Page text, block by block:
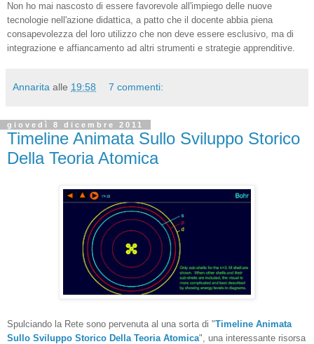
Non ho mai nascosto di essere favorevole all'impiego delle nuove
tecnologie nell'azione didattica, a patto che il docente abbia piena
consapevolezza del loro utilizzo che non deve essere esclusivo, ma di
integrazione e affiancamento ad altri strumenti e strategie apprenditive.
Annarita alle 19:58 7 commenti:
giovedì 8 dicembre 2011
Timeline Animata Sullo Sviluppo Storico
Della Teoria Atomica
Spulciando la Rete sono pervenuta al una sorta di "Timeline Animata
Sullo Sviluppo Storico Della Teoria Atomica", una interessante risorsa